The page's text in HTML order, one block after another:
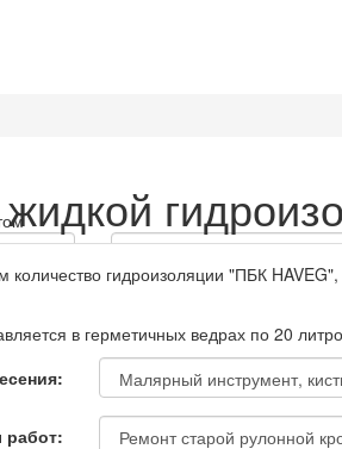
+7
гидроизоляции "ПБК
в герметичных ведрах по 20